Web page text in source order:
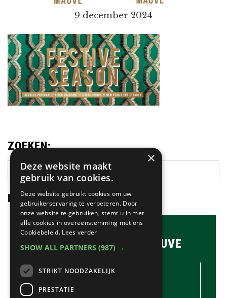
9 december 2024
ZOEKEN:
Zoek
op
deze
website
LAATSTE NIEUWS:
BRASSERIE & BAR MAUVE
CONTACTGEGEVENS //
×
Deze website maakt
gebruik van cookies.
Deze website gebruikt cookies om uw
gebruikerservaring te verbeteren. Door
onze website te gebruiken, stemt u in met
alle cookies in overeenstemming met ons
Cookiebeleid. Lees verder
SHOW ALL PARTNERS (987) →
STRIKT NOODZAKELIJK
PRESTATIE